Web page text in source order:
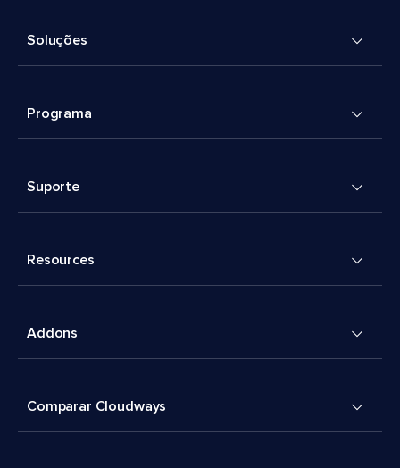
Soluções
Programa
Suporte
Resources
Addons
Comparar Cloudways